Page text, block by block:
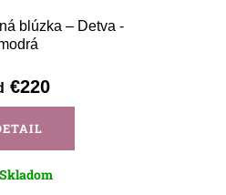
blúzka – Detva -
€220
Skladom